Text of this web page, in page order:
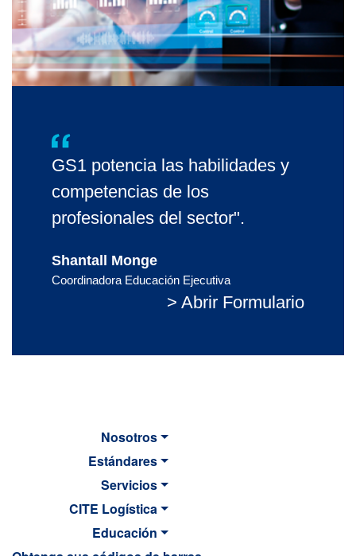
GS1 potencia las habilidades y
competencias de los
profesionales del sector".
Shantall Monge
Coordinadora Educación Ejecutiva
> Abrir Formulario
Nosotros
Estándares
Servicios
CITE Logística
Educación